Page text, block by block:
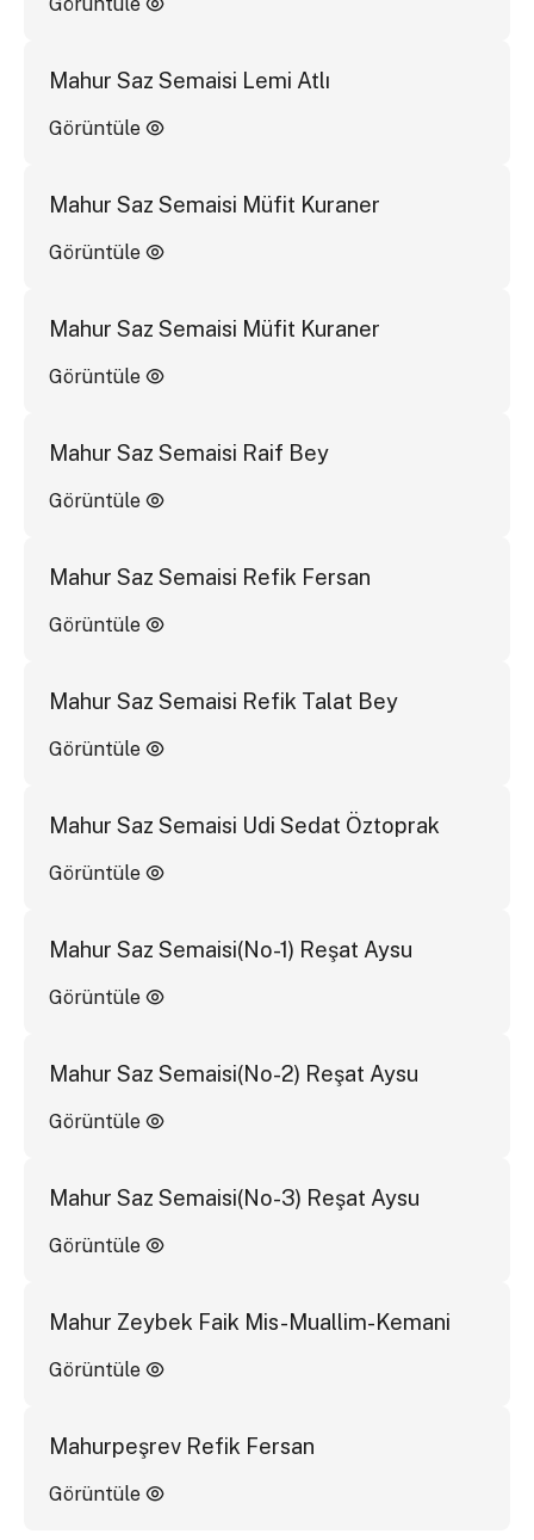
Mahur Saz Semaisi Lemi Atlı
Görüntüle
Mahur Saz Semaisi Müfit Kuraner
Görüntüle
Mahur Saz Semaisi Müfit Kuraner
Görüntüle
Mahur Saz Semaisi Raif Bey
Görüntüle
Mahur Saz Semaisi Refik Fersan
Görüntüle
Mahur Saz Semaisi Refik Talat Bey
Görüntüle
Mahur Saz Semaisi Udi Sedat Öztoprak
Görüntüle
Mahur Saz Semaisi(No-1) Reşat Aysu
Görüntüle
Mahur Saz Semaisi(No-2) Reşat Aysu
Görüntüle
Mahur Saz Semaisi(No-3) Reşat Aysu
Görüntüle
Mahur Zeybek Faik Mis-Muallim-Kemani
Görüntüle
Mahurpeşrev Refik Fersan
Görüntüle